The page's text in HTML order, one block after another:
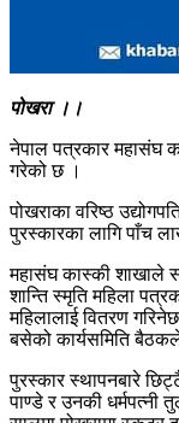
पोखरा ।।
नेपाल पत्रकार महासंघ
गरेको छ ।
पोखराका वरिष्ठ
पुरस्कारका लागि पाँच
महासंघ कास्की शाखाले
शान्ति स्मृति महिला
महिलालाई वितरण
बसेको कार्यसमिति
पुरस्कार स्थापनबारे
पाण्डे र उनकी धर्मपत्नी